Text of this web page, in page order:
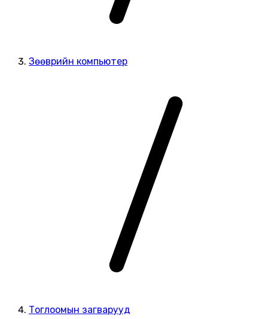
Зөөврийн компьютер
Тоглоомын загварууд